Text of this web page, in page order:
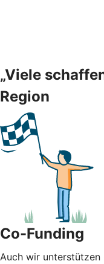
„Viele
Region
Co-Funding
Auch wir